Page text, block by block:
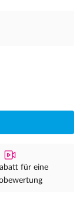
für eine